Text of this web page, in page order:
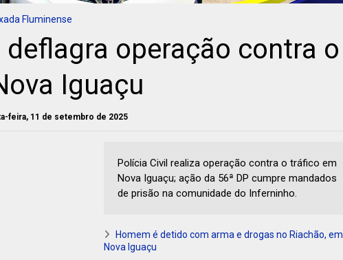
Fluminense
operação contra o
Iguaçu
feira, 11 de setembro de 2025
Polícia Civil realiza operação contra o tráfico em
Nova Iguaçu; ação da 56ª DP cumpre mandados
de prisão na comunidade do Inferninho.
Homem é detido com arma e drogas no Riachão, em
Nova Iguaçu